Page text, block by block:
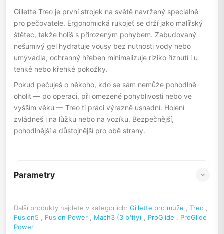
Gillette Treo je první strojek na světě navržený speciálně
pro pečovatele. Ergonomická rukojeť se drží jako malířský
štětec, takže holíš s přirozeným pohybem. Zabudovaný
nešumivý gel hydratuje vousy bez nutnosti vody nebo
umývadla, ochranný hřeben minimalizuje riziko říznutí i u
tenké nebo křehké pokožky.
Pokud pečuješ o někoho, kdo se sám nemůže pohodlně
oholit — po operaci, při omezené pohyblivosti nebo ve
vyšším věku — Treo ti práci výrazně usnadní. Holení
zvládneš i na lůžku nebo na vozíku. Bezpečnější,
pohodlnější a důstojnější pro obě strany.
Parametry
Další produkty najdete v kategoriích: Gillette pro muže Treo
Fusion5
Fusion Power Mach3 (3 břity) ProGlide
ProGlide
Power